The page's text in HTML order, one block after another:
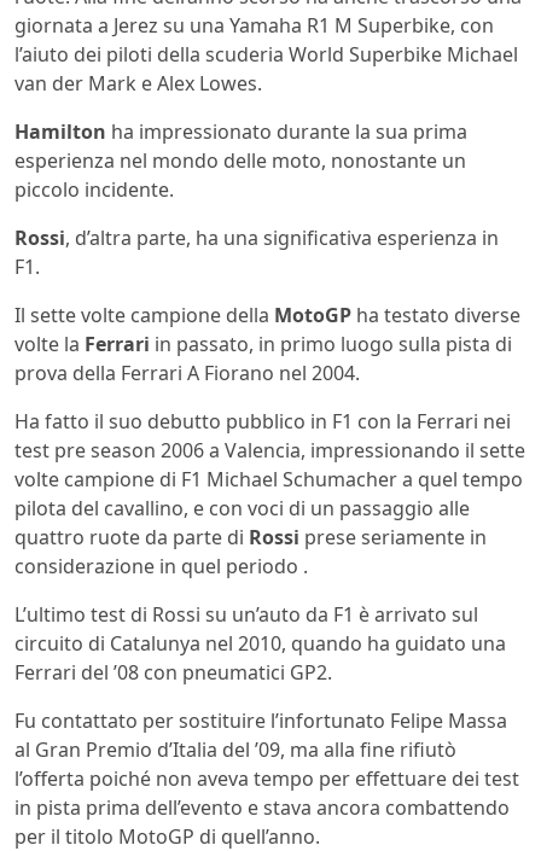
giornata a Jerez su una Yamaha R1 M Superbike, con
l’aiuto dei piloti della scuderia World Superbike Michael
van der Mark e Alex Lowes.
Hamilton ha impressionato durante la sua prima
esperienza nel mondo delle moto, nonostante un
piccolo incidente.
Rossi, d’altra parte, ha una significativa esperienza in
F1.
Il sette volte campione della MotoGP ha testato diverse
volte la Ferrari in passato, in primo luogo sulla pista di
prova della Ferrari A Fiorano nel 2004.
Ha fatto il suo debutto pubblico in F1 con la Ferrari nei
test pre season 2006 a Valencia, impressionando il sette
volte campione di F1 Michael Schumacher a quel tempo
pilota del cavallino, e con voci di un passaggio alle
quattro ruote da parte di Rossi prese seriamente in
considerazione in quel periodo .
L’ultimo test di Rossi su un’auto da F1 è arrivato sul
circuito di Catalunya nel 2010, quando ha guidato una
Ferrari del ’08 con pneumatici GP2.
Fu contattato per sostituire l’infortunato Felipe Massa
al Gran Premio d’Italia del ’09, ma alla fine rifiutò
l’offerta poiché non aveva tempo per effettuare dei test
in pista prima dell’evento e stava ancora combattendo
per il titolo MotoGP di quell’anno.